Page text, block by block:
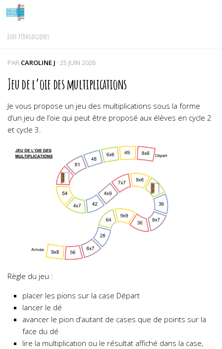
Skip to content
JEUX PÉDAGOGIQUES
PAR CAROLINE J · 25 JUIN 2026
Jeu de l’oie des multiplications
Je vous propose un jeu des multiplications sous la forme
d’un jeu de l’oie qui peut être proposé aux élèves en cycle 2
et cycle 3.
Règle du jeu :
placer les pions sur la case Départ
lancer le dé
avancer le pion d’autant de cases que de points sur la
face du dé
lire la multiplication ou le résultat affiché dans la case,